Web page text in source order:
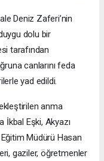
Deniz Zaferi’nin
dolu bir
tarafından
canlarını feda
yad edildi.
anma
İkbal Eşki, Akyazı
Müdürü Hasan
gaziler, öğretmenler